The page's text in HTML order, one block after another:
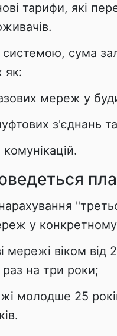
тарифи, які
сума
як:
мереж у
з'єднань
комунікацій.
у
мережі віком від
раз на три роки;
молодше 25